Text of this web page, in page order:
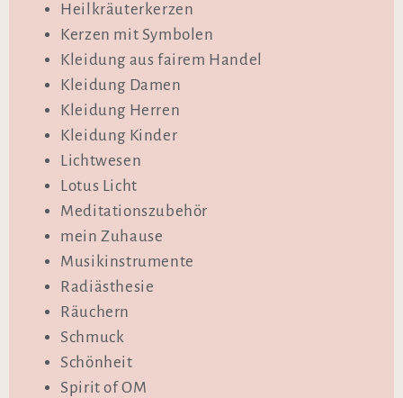
Heilkräuterkerzen
Kerzen mit Symbolen
Kleidung aus fairem Handel
Kleidung Damen
Kleidung Herren
Kleidung Kinder
Lichtwesen
Lotus Licht
Meditationszubehör
mein Zuhause
Musikinstrumente
Radiästhesie
Räuchern
Schmuck
Schönheit
Spirit of OM